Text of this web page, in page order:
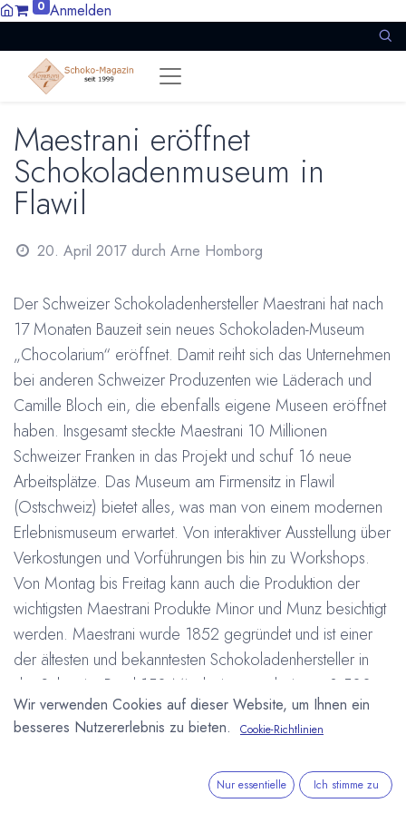
0 Anmelden
Maestrani eröffnet
Schokoladenmuseum in
Flawil
20. April 2017 durch Arne Homborg
Der Schweizer Schokoladenhersteller Maestrani hat nach
17 Monaten Bauzeit sein neues Schokoladen-Museum
„Chocolarium“ eröffnet. Damit reiht sich das Unternehmen
bei anderen Schweizer Produzenten wie Läderach und
Camille Bloch ein, die ebenfalls eigene Museen eröffnet
haben. Insgesamt steckte Maestrani 10 Millionen
Schweizer Franken in das Projekt und schuf 16 neue
Arbeitsplätze. Das Museum am Firmensitz in Flawil
(Ostschweiz) bietet alles, was man von einem modernen
Erlebnismuseum erwartet. Von interaktiver Ausstellung über
Verkostungen und Vorführungen bis hin zu Workshops.
Von Montag bis Freitag kann auch die Produktion der
wichtigsten Maestrani Produkte Minor und Munz besichtigt
werden. Maestrani wurde 1852 gegründet und ist einer
der ältesten und bekanntesten Schokoladenhersteller in
der Schweiz. Rund 150 Mitarbeiter produzieren 3.500
Tonnen Schokoladenwaren pro Jahr, neben den Schoko-
Riegel Minor und Munz und den Tafelschokoladen der
Label Produkte für internationale Kunden.
Wir verwenden Cookies auf dieser Website, um Ihnen ein
besseres Nutzererlebnis zu bieten.
Cookie-Richtlinien
Nur essentielle Ich stimme zu